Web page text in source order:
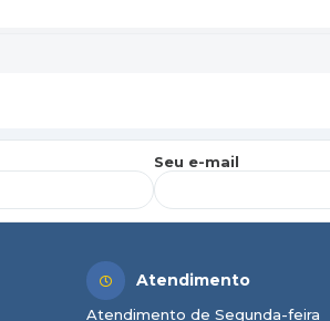
Seu e-mail
Atendimento
Atendimento de Segunda-feira